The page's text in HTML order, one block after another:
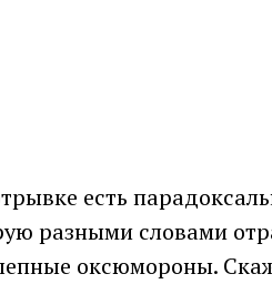
есть
разными словами
оксюмороны.